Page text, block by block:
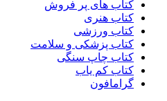
کتاب های پر فروش
کتاب هنری
کتاب ورزشی
کتاب پزشکی و سلامت
کتاب چاپ سنگی
کتاب کم یاب
گرامافون